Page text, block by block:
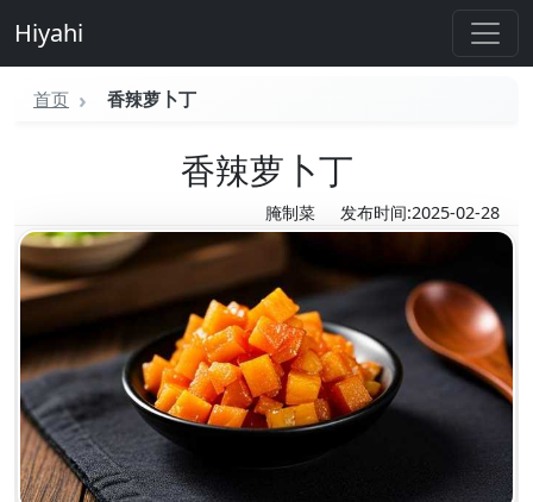
Hiyahi
首页 香辣萝卜丁
香辣萝卜丁
腌制菜 发布时间:2025-02-28